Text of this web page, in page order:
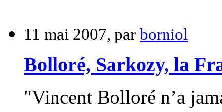
11 mai 2007, par borniol
Bolloré, Sarkozy, la
"Vincent Bolloré n’a